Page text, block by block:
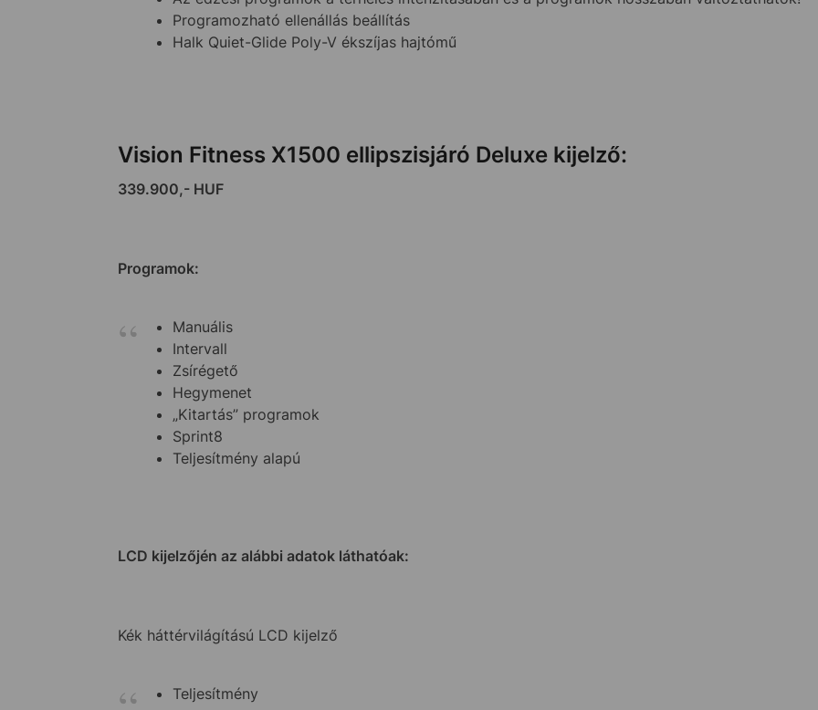
Programozható ellenállás beállítás
Halk Quiet-Glide Poly-V ékszíjas hajtómű
Vision Fitness X1500 ellipszisjáró Deluxe kijelző:
339.900,- HUF
Programok:
Manuális
Intervall
Zsírégető
Hegymenet
„Kitartás” programok
Sprint8
Teljesítmény alapú
LCD kijelzőjén az alábbi adatok láthatóak:
Kék háttérvilágítású LCD kijelző
Teljesítmény